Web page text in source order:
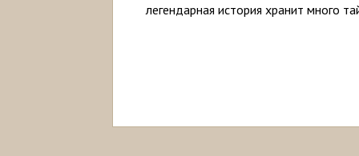
легендарная история хранит много